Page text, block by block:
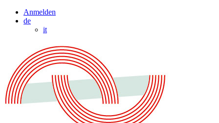
Anmelden
de
it